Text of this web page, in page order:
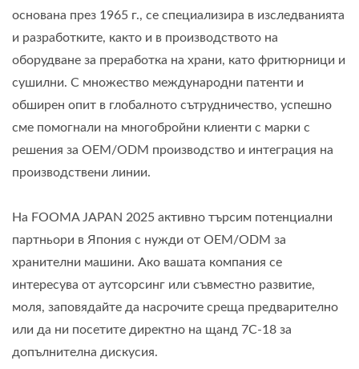
основана през 1965 г., се специализира в изследванията
и разработките, както и в производството на
оборудване за преработка на храни, като фритюрници и
сушилни. С множество международни патенти и
обширен опит в глобалното сътрудничество, успешно
сме помогнали на многобройни клиенти с марки с
решения за OEM/ODM производство и интеграция на
производствени линии.
На FOOMA JAPAN 2025 активно търсим потенциални
партньори в Япония с нужди от OEM/ODM за
хранителни машини. Ако вашата компания се
интересува от аутсорсинг или съвместно развитие,
моля, заповядайте да насрочите среща предварително
или да ни посетите директно на щанд 7C-18 за
допълнителна дискусия.